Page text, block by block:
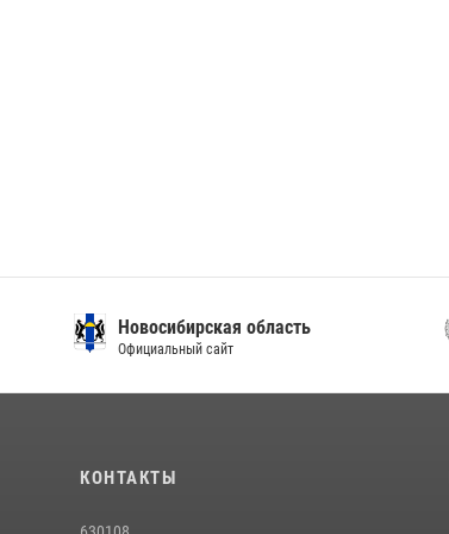
Новосибирская область
Официальный сайт
КОНТАКТЫ